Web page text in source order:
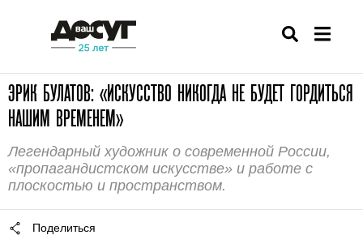
ЭРИК БУЛАТОВ: «ИСКУССТВО НИКОГДА НЕ БУДЕТ ГОРДИТЬСЯ
НАШИМ ВРЕМЕНЕМ»
Легендарный художник о современной России,
«пропагандистском искусстве» и работе с
плоскостью и пространством.
Поделиться